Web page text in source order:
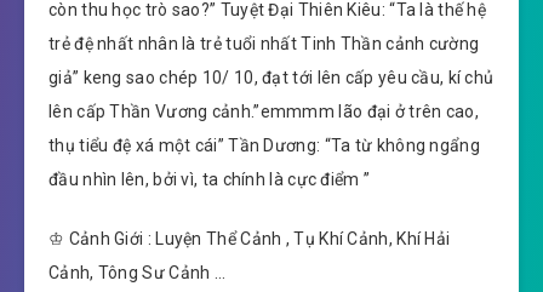
còn thu học trò sao?” Tuyệt Đại Thiên Kiêu: “Ta là thế hệ
trẻ đệ nhất nhân là trẻ tuổi nhất Tinh Thần cảnh cường
giả” keng sao chép 10/ 10, đạt tới lên cấp yêu cầu, kí chủ
lên cấp Thần Vương cảnh.”emmmm lão đại ở trên cao,
thụ tiểu đệ xá một cái” Tần Dương: “Ta từ không ngẩng
đầu nhìn lên, bởi vì, ta chính là cực điểm ”
♔ Cảnh Giới : Luyện Thể Cảnh , Tụ Khí Cảnh, Khí Hải
Cảnh, Tông Sư Cảnh …